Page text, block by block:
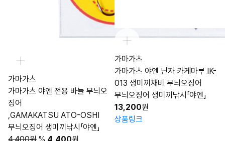
가마가츠
가마가츠 야엔 전용 바늘 무늬오
징어
,GAMAKATSU ATO-OSHI
무늬오징어 생미끼낚시「야엔」
가마가츠
가마가츠 야엔 닌자 카케마루 IK-
013 생미끼채비 무늬오징어
무늬오징어 생미끼낚시「야엔」
13,200원
상품링크